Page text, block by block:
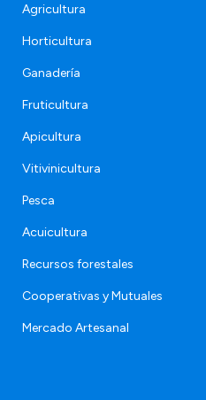
Agricultura
Horticultura
Ganadería
Fruticultura
Apicultura
Vitivinicultura
Pesca
Acuicultura
Recursos forestales
Cooperativas y Mutuales
Mercado Artesanal